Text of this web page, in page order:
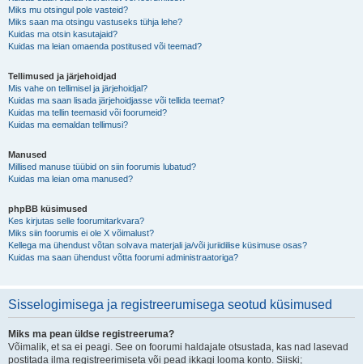
Miks mu otsingul pole vasteid?
Miks saan ma otsingu vastuseks tühja lehe?
Kuidas ma otsin kasutajaid?
Kuidas ma leian omaenda postitused või teemad?
Tellimused ja järjehoidjad
Mis vahe on tellimisel ja järjehoidjal?
Kuidas ma saan lisada järjehoidjasse või tellida teemat?
Kuidas ma tellin teemasid või foorumeid?
Kuidas ma eemaldan tellimusi?
Manused
Millised manuse tüübid on siin foorumis lubatud?
Kuidas ma leian oma manused?
phpBB küsimused
Kes kirjutas selle foorumitarkvara?
Miks siin foorumis ei ole X võimalust?
Kellega ma ühendust võtan solvava materjali ja/või juriidilise küsimuse osas?
Kuidas ma saan ühendust võtta foorumi administraatoriga?
Sisselogimisega ja registreerumisega seotud küsimused
Miks ma pean üldse registreeruma?
Võimalik, et sa ei peagi. See on foorumi haldajate otsustada, kas nad lasevad
postitada ilma registreerimiseta või pead ikkagi looma konto. Siiski;